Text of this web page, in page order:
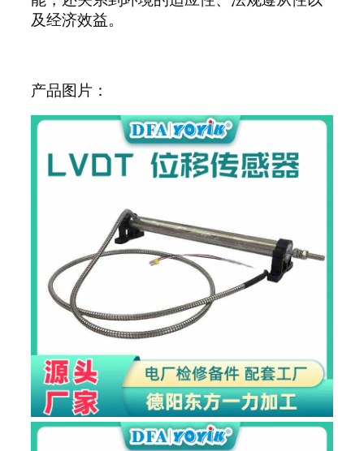
及经济效益。
产品图片：